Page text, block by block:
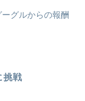
グルからの報酬
挑戦